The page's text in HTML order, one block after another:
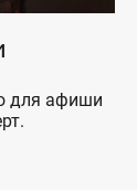
для афиши